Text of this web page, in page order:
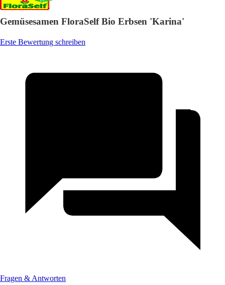
Gemüsesamen FloraSelf Bio Erbsen 'Karina'
Erste Bewertung schreiben
Fragen & Antworten